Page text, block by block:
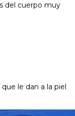
del cuerpo muy
le dan a la piel